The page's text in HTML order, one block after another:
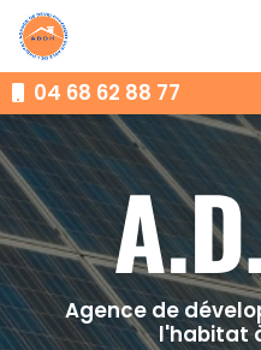
Aller
au
contenu
principal04 68 62 88 77
Agence de
l'habitat